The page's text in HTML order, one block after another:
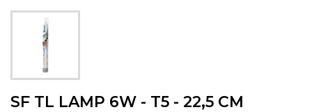
SF TL LAMP 6W - T5 - 22,5 CM